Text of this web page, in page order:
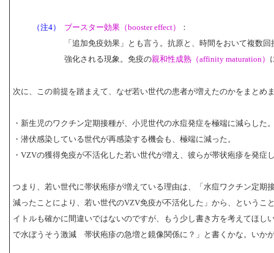
（注4） ブースター効果（booster effect）
：
「追加免疫効果」とも言う。抗原と、時間をおいて複数
強化される現象。免疫の親和性成熟（affinity maturation）
次に、この前提を踏まえて、なぜ若い世代の患者が増えたのかをまとめ
・新生児のワクチン定期接種が、小児世代の水痘発症を極端に減らした
・潜伏感染している世代が再感染する機会も、極端に減った。
・VZVの獲得免疫が不活化した若い世代が増え、彼らが帯状疱疹を発症
つまり、若い世代に帯状疱疹が増えている理由は、「水痘ワクチン定期
減ったことにより、若い世代のVZV免疫が不活化した」から、というこ
イトルも確かに間違いではないのですが、もう少し書き方を考えてほし
で水ぼうそう激減 帯状疱疹の急増と鏡像関係に？」と書くかな。いか